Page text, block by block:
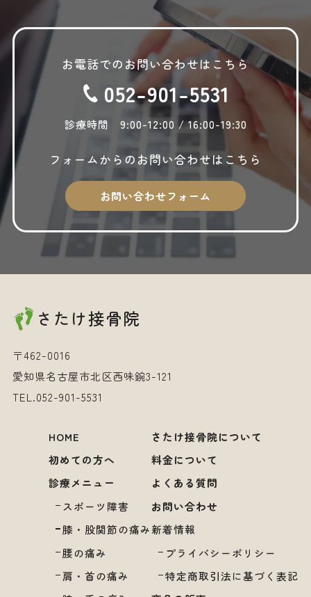
2025年9月
2025年8月
2025年7月
2025年6月
2025年5月
2025年3月
2025年2月
2024年12月
2024年8月
お電話でのお問い合わせはこちら
052-901-5531
診療時間 9:00-12:00 / 16:00-19:30
フォームからの お問い合わせはこちら
お問い合わせフォーム
さたけ接骨院
〒462-0016
愛知県名古屋市北区西味鋺3-121
TEL.052-901-5531
HOME
初めての方へ
診療メニュー
スポーツ障害
膝・股関節の痛み
腰の痛み
肩・首の痛み
さたけ接骨院について
料金について
よくある質問
お問い合わせ
新着情報
プライバシーポリシー
特定商取引法に基づく表記